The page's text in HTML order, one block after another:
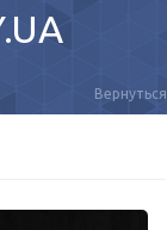
Вернуться